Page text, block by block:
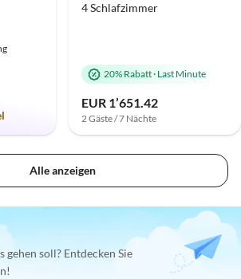
4 Schlafzimmer
20% Rabatt· Last Minute
EUR 1’651.42
2 Gäste / 7 Nächte
Alle anzeigen
gehen soll? Entdecken Sie